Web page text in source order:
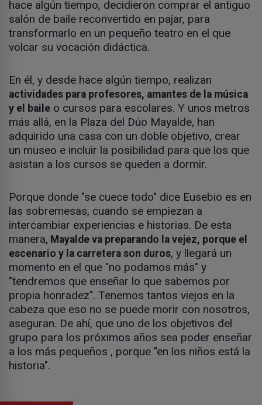
hace algún tiempo, decidieron comprar el antiguo
salón de baile reconvertido en pajar, para
transformarlo en un pequeño teatro en el que
volcar su vocación didáctica.
En él, y desde hace algún tiempo, realizan
actividades para profesores, amantes de la música
y el baile o cursos para escolares. Y unos metros
más allá, en la Plaza del Dúo Mayalde, han
adquirido una casa con un doble objetivo, crear
un museo e incluir la posibilidad para que los que
asistan a los cursos se queden a dormir.
Porque donde "se cuece todo" dice Eusebio es en
las sobremesas, cuando se empiezan a
intercambiar experiencias e historias. De esta
manera, Mayalde va preparando la vejez, porque el
escenario y la carretera son duros, y llegará un
momento en el que "no podamos más" y
"tendremos que enseñar lo que sabemos por
propia honradez". Tenemos tantos viejos en la
cabeza que eso no se puede morir con nosotros,
aseguran. De ahí, que uno de los objetivos del
grupo para los próximos años sea poder enseñar
a los más pequeños , porque "en los niños está la
historia".